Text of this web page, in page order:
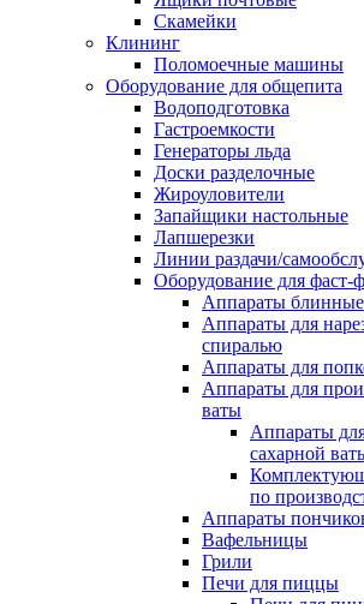
Скамейки
Клининг
Поломоечные машины
Оборудование для общепита
Водоподготовка
Гастроемкости
Генераторы льда
Доски разделочные
Жироуловители
Запайщики настольные
Лапшерезки
Линии раздачи/
Оборудование для фаст-
Аппараты блинные
Аппараты для
спиралью
Аппараты для
Аппараты для
ваты
Аппараты
сахарной
по
Аппараты
Вафельницы
Грили
Печи для пиццы